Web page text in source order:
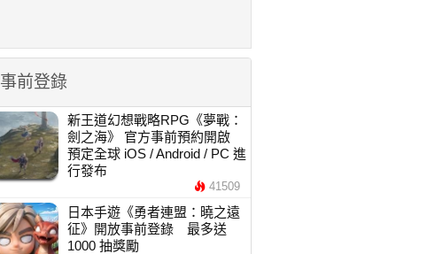
事前登錄
新王道幻想戰略RPG《夢戰：
劍之海》 官方事前預約開啟
預定全球 iOS / Android / PC 進
行發布
41509
日本手遊《勇者連盟：曉之遠
征》開放事前登錄 最多送
1000 抽獎勵